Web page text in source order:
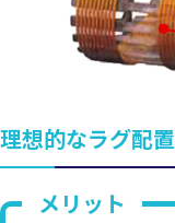
理想的なラグ配置